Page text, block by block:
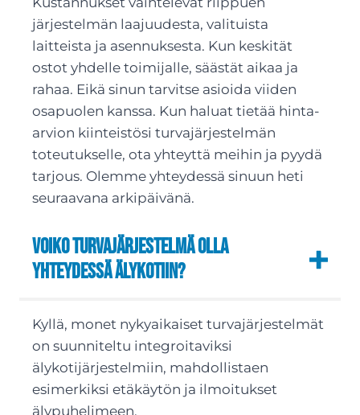
järjestelmän laajuudesta, valituista
laitteista ja asennuksesta. Kun keskität
ostot yhdelle toimijalle, säästät aikaa ja
rahaa. Eikä sinun tarvitse asioida viiden
osapuolen kanssa. Kun haluat tietää hinta-
arvion kiinteistösi turvajärjestelmän
toteutukselle, ota yhteyttä meihin ja pyydä
tarjous. Olemme yhteydessä sinuun heti
seuraavana arkipäivänä.
Voiko turvajärjestelmä olla
yhteydessä älykotiin?
Kyllä, monet nykyaikaiset turvajärjestelmät
on suunniteltu integroitaviksi
älykotijärjestelmiin, mahdollistaen
esimerkiksi etäkäytön ja ilmoitukset
älypuhelimeen.